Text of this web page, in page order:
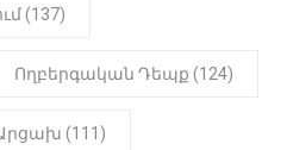
(137)
Ողբերգական Դեպք (124)
(111)